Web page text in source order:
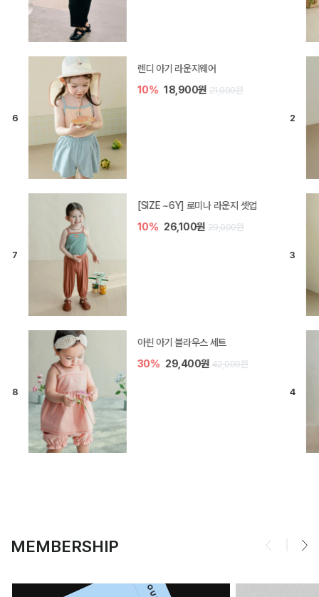
렌디 아기 라운지웨어
10% 18,900원 21,000원
[SIZE ~6Y] 로미나 라운지 셋업
10% 26,100원 29,000원
아린 아기 블라우스 세트
30% 29,400원 42,000원
MEMBERSHIP